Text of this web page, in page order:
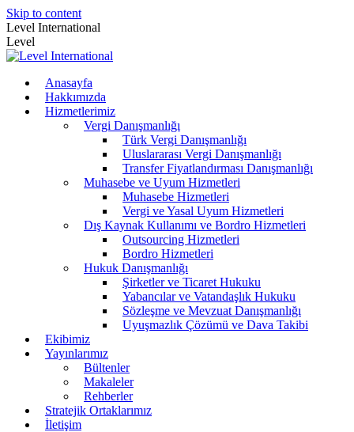
Skip to content
Level International
Level
Anasayfa
Hakkımızda
Hizmetlerimiz
Vergi Danışmanlığı
Türk Vergi Danışmanlığı
Uluslararası Vergi Danışmanlığı
Transfer Fiyatlandırması Danışmanlığı
Muhasebe ve Uyum Hizmetleri
Muhasebe Hizmetleri
Vergi ve Yasal Uyum Hizmetleri
Dış Kaynak Kullanımı ve Bordro Hizmetleri
Outsourcing Hizmetleri
Bordro Hizmetleri
Hukuk Danışmanlığı
Şirketler ve Ticaret Hukuku
Yabancılar ve Vatandaşlık Hukuku
Sözleşme ve Mevzuat Danışmanlığı
Uyuşmazlık Çözümü ve Dava Takibi
Ekibimiz
Yayınlarımız
Bültenler
Makaleler
Rehberler
Stratejik Ortaklarımız
İletişim